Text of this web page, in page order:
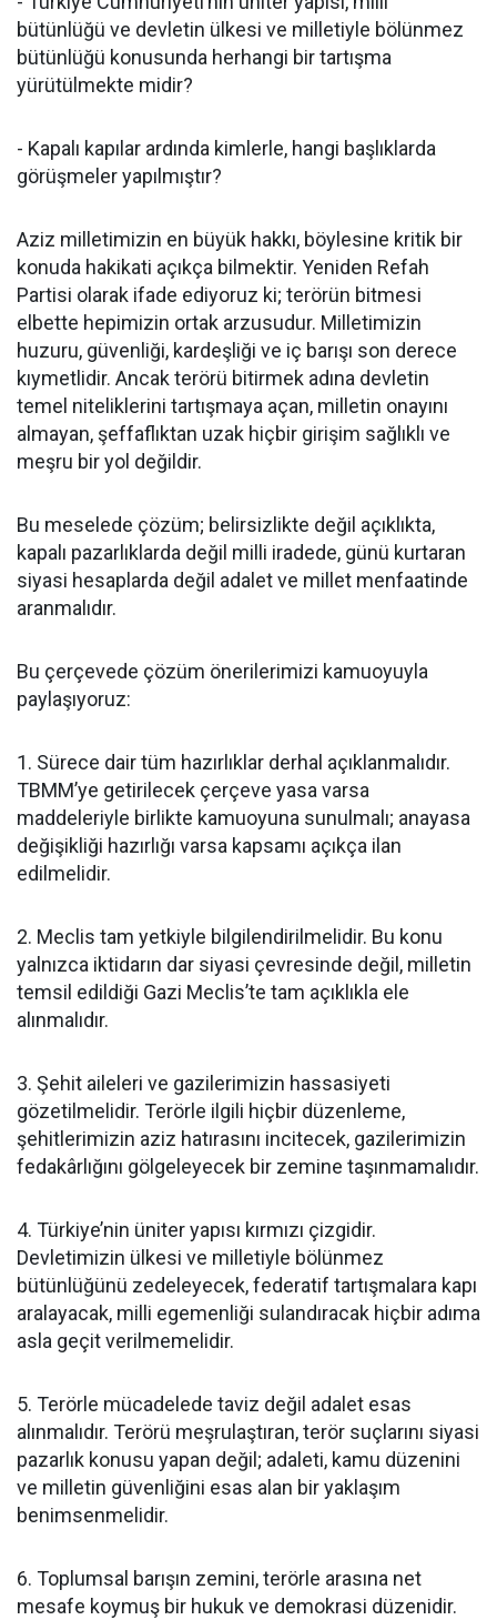
bütünlüğü ve devletin ülkesi ve milletiyle bölünmez
bütünlüğü konusunda herhangi bir tartışma
yürütülmekte midir?
- Kapalı kapılar ardında kimlerle, hangi başlıklarda
görüşmeler yapılmıştır?
Aziz milletimizin en büyük hakkı, böylesine kritik bir
konuda hakikati açıkça bilmektir. Yeniden Refah
Partisi olarak ifade ediyoruz ki; terörün bitmesi
elbette hepimizin ortak arzusudur. Milletimizin
huzuru, güvenliği, kardeşliği ve iç barışı son derece
kıymetlidir. Ancak terörü bitirmek adına devletin
temel niteliklerini tartışmaya açan, milletin onayını
almayan, şeffaflıktan uzak hiçbir girişim sağlıklı ve
meşru bir yol değildir.
Bu meselede çözüm; belirsizlikte değil açıklıkta,
kapalı pazarlıklarda değil milli iradede, günü kurtaran
siyasi hesaplarda değil adalet ve millet menfaatinde
aranmalıdır.
Bu çerçevede çözüm önerilerimizi kamuoyuyla
paylaşıyoruz:
1. Sürece dair tüm hazırlıklar derhal açıklanmalıdır.
TBMM’ye getirilecek çerçeve yasa varsa
maddeleriyle birlikte kamuoyuna sunulmalı; anayasa
değişikliği hazırlığı varsa kapsamı açıkça ilan
edilmelidir.
2. Meclis tam yetkiyle bilgilendirilmelidir. Bu konu
yalnızca iktidarın dar siyasi çevresinde değil, milletin
temsil edildiği Gazi Meclis’te tam açıklıkla ele
alınmalıdır.
3. Şehit aileleri ve gazilerimizin hassasiyeti
gözetilmelidir. Terörle ilgili hiçbir düzenleme,
şehitlerimizin aziz hatırasını incitecek, gazilerimizin
fedakârlığını gölgeleyecek bir zemine taşınmamalıdır.
4. Türkiye’nin üniter yapısı kırmızı çizgidir.
Devletimizin ülkesi ve milletiyle bölünmez
bütünlüğünü zedeleyecek, federatif tartışmalara kapı
aralayacak, milli egemenliği sulandıracak hiçbir adıma
asla geçit verilmemelidir.
5. Terörle mücadelede taviz değil adalet esas
alınmalıdır. Terörü meşrulaştıran, terör suçlarını siyasi
pazarlık konusu yapan değil; adaleti, kamu düzenini
ve milletin güvenliğini esas alan bir yaklaşım
benimsenmelidir.
6. Toplumsal barışın zemini, terörle arasına net
mesafe koymuş bir hukuk ve demokrasi düzenidir.